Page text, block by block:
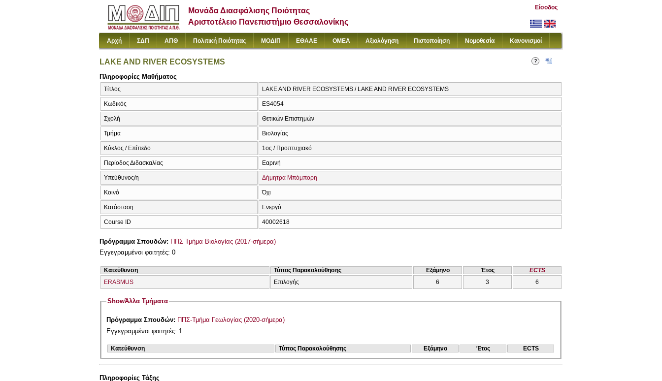
Μονάδα Διασφάλισης Ποιότητας
Αριστοτέλειο Πανεπιστήμιο Θεσσαλονίκης
Είσοδος
Αρχή ΣΔΠ ΑΠΘ Πολιτική Ποιότητας ΜΟΔΙΠ ΕΘΑΑΕ ΟΜΕΑ Αξιολόγηση Πιστοποίηση Νομοθεσία Κανονισμοί
LAKE AND RIVER ECOSYSTEMS
Πληροφορίες Μαθήματος
Τίτλος LAKE AND RIVER ECOSYSTEMS / LAKE AND RIVER ECOSYSTEMS
Κωδικός ES4054
Σχολή Θετικών Επιστημών
Τμήμα Βιολογίας
Κύκλος / Επίπεδο 1ος / Προπτυχιακό
Περίοδος Διδασκαλίας Εαρινή
Υπεύθυνος/η Δήμητρα Μπόμπορη
Κοινό Όχι
Κατάσταση Ενεργό
Course ID 40002618
Πρόγραμμα Σπουδών: ΠΠΣ Τμήμα Βιολογίας (2017-σήμερα)
Εγγεγραμμένοι φοιτητές: 0
Κατεύθυνση Τύπος Παρακολούθησης Εξάμηνο Έτος
ECTS
ERASMUS
Επιλογής 6 3 6
ShowΆλλα Τμήματα
Πρόγραμμα Σπουδών: ΠΠΣ-Τμήμα Γεωλογίας (2020-σήμερα)
Εγγεγραμμένοι φοιτητές: 1
Κατεύθυνση Τύπος Παρακολούθησης Εξάμηνο Έτος ECTS
Πληροφορίες Τάξης